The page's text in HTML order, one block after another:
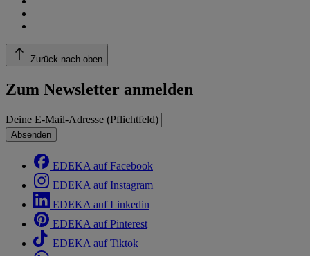
Zurück nach oben
Zum Newsletter anmelden
Deine E-Mail-Adresse (Pflichtfeld)
Absenden
EDEKA auf Facebook
EDEKA auf Instagram
EDEKA auf Linkedin
EDEKA auf Pinterest
EDEKA auf Tiktok